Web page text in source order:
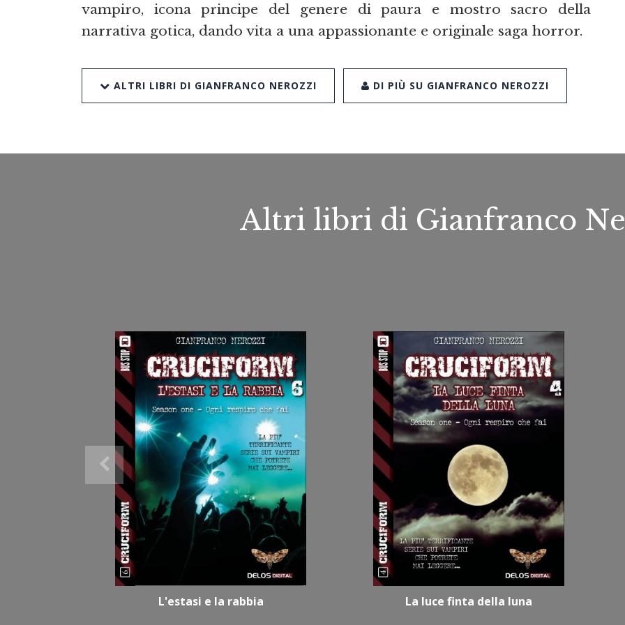
vampiro, icona principe del genere di paura e mostro sacro della
narrativa gotica, dando vita a una appassionante e originale saga horror.
ALTRI LIBRI DI GIANFRANCO NEROZZI DI PIÙ SU GIANFRANCO NEROZZI
Altri libri di Gianfranco
L'estasi e la rabbia La luce finta della luna